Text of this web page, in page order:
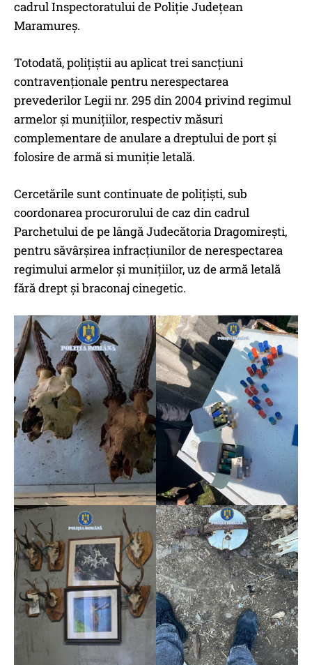
cadrul Inspectoratului de Poliție Județean
Maramureș.
Totodată, polițiștii au aplicat trei sancțiuni
contravenționale pentru nerespectarea
prevederilor Legii nr. 295 din 2004 privind regimul
armelor și munițiilor, respectiv măsuri
complementare de anulare a dreptului de port și
folosire de armă si muniție letală.
Cercetările sunt continuate de polițiști, sub
coordonarea procurorului de caz din cadrul
Parchetului de pe lângă Judecătoria Dragomirești,
pentru săvârșirea infracțiunilor de nerespectarea
regimului armelor și munițiilor, uz de armă letală
fără drept și braconaj cinegetic.